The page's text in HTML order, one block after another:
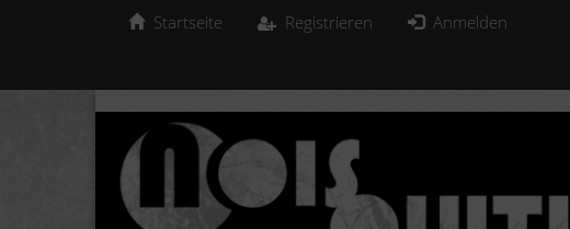
Startseite Registrieren Anmelden